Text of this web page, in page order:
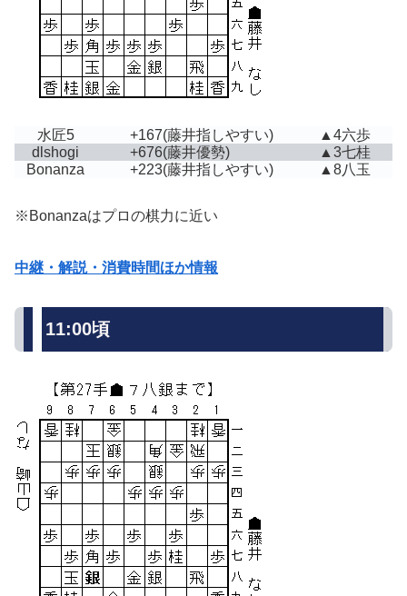
水匠5 +167(藤井指しやすい)
▲4六歩
dlshogi
+676(藤井優勢)
▲3七桂
Bonanza
+223(藤井指しやすい) ▲8八玉
※Bonanzaはプロの棋力に近い
中継・解説・消費時間ほか情報
11:00頃